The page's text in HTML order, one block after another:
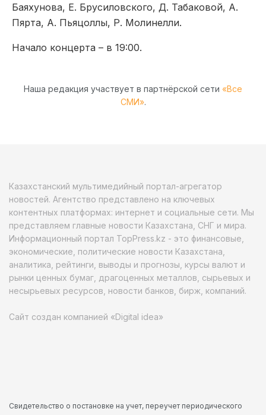
Баяхунова, Е. Брусиловского, Д. Табаковой, А.
Пярта, А. Пьяцоллы, Р. Молинелли.
Начало концерта – в 19:00.
Наша редакция участвует в партнёрской сети «Все
СМИ».
Казахстанский мультимедийный портал-агрегатор
новостей. Агентство представлено на ключевых
контентных платформах: интернет и социальные сети. Мы
представляем главные новости Казахстана, СНГ и мира.
Информационный портал TopPress.kz - это финансовые,
экономические, политические новости Казахстана,
аналитика, рейтинги, выводы и прогнозы, курсы валют и
рынки ценных бумаг, драгоценных металлов, сырьевых и
несырьевых ресурсов, новости банков, бирж, компаний.
Сайт создан компанией «Digital idea»
Свидетельство о постановке на учет, переучет периодического